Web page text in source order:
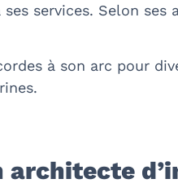
services. Selon
à son arc pour
architecte